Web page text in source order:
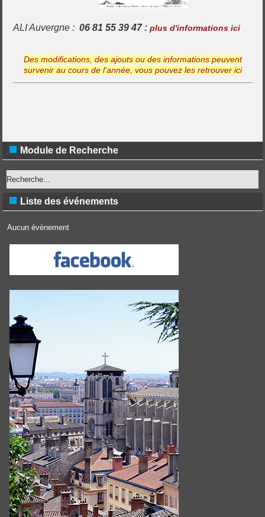
ALI Auvergne : 06 81 55 39 47 :plus d'informations ici
Des modifications, des ajouts ou des informations peuvent
survenir au cours de l'année, vous pouvez les retrouver ici
Module de Recherche
Liste des événements
Aucun évènement